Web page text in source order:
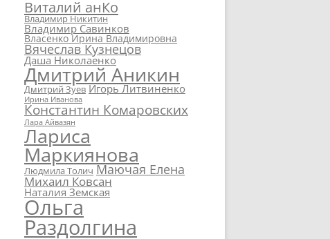
Виталий анКо
Владимир Никитин
Владимир Савинков
Власенко Ирина Владимировна
Вячеслав Кузнецов
Даша Николаенко
Дмитрий Аникин
Дмитрий Зуев Игорь Литвиненко
Ирина Иванова
Константин Комаровских
Лара Айвазян
Лариса
Маркиянова
Людмила Толич Маючая Елена
Михаил Ковсан
Наталия Земская
Ольга
Раздолгина